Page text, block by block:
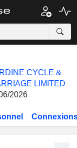
CYCLE &
LIMITED
2026